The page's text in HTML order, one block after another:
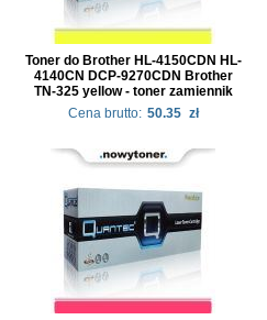
Toner do Brother HL-4150CDN HL-
4140CN DCP-9270CDN Brother
TN-325 yellow - toner zamiennik
Cena brutto: 50.35 zł